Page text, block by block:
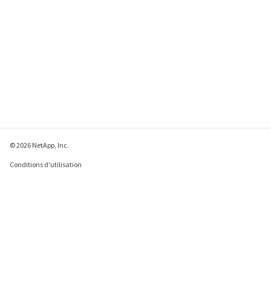
© 2026 NetApp, Inc.
Conditions d'utilisation